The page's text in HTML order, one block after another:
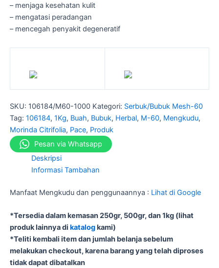
– menjaga kesehatan kulit
– mengatasi peradangan
– mencegah penyakit degeneratif
SKU: 106184/M60-1000 Kategori: Serbuk/Bubuk Mesh-60
Tag: 106184, 1Kg, Buah, Bubuk, Herbal, M-60, Mengkudu,
Morinda Citrifolia, Pace, Produk
Pesan via Whatsapp
Deskripsi
Informasi Tambahan
Manfaat Mengkudu dan penggunaannya : Lihat di Google
*Tersedia dalam kemasan 250gr, 500gr, dan 1kg (lihat
produk lainnya di katalogkami)
*Teliti kembali item dan jumlah belanja sebelum
melakukan checkout, karena barang yang telah diproses
tidak dapat dibatalkan